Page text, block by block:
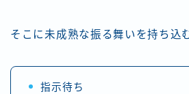
そこに未成熟な振る舞いを持ち込
指示待ち